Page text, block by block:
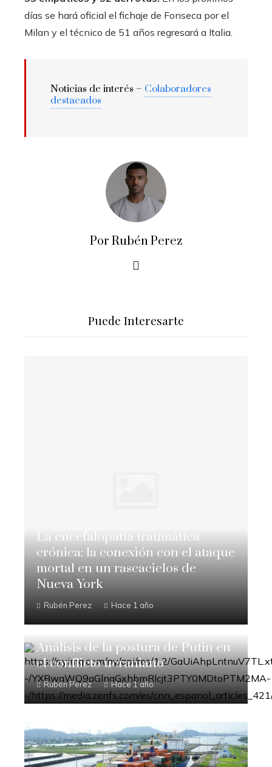
días se hará oficial el fichaje de Fonseca por el
Milan y el técnico de 51 años regresará a Italia.
Noticias de interés – Colaboradores
destacados
Por Rubén Perez
Puede Interesarte
La encefalopatía traumática
crónica: la conexión con el ataque
mortal en un rascacielos de
Nueva York
Rubén Perez Hace 1 año
Análisis de la postura de Putin en
el conflicto ucraniano
Rubén Perez Hace 1 año